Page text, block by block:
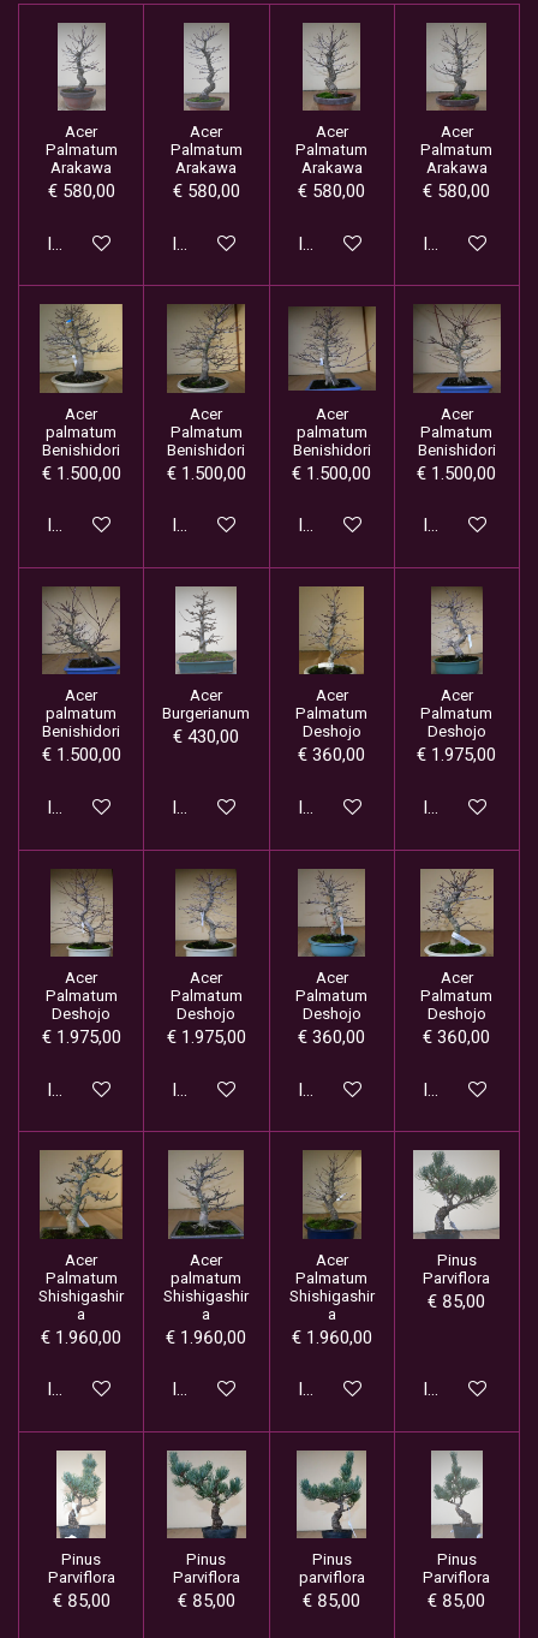
Acer
Palmatum
Arakawa
€ 580,00
In winkelwagen
Acer
Palmatum
Arakawa
€ 580,00
In winkelwagen
Acer
Palmatum
Arakawa
€ 580,00
In winkelwagen
Acer
Palmatum
Arakawa
€ 580,00
In
Acer
palmatum
Benishidori
€ 1.500,00
In winkelwagen
Acer
Palmatum
Benishidori
€ 1.500,00
In winkelwagen
Acer
palmatum
Benishidori
€ 1.500,00
In winkelwagen
Acer
Palmatum
Benishidori
€ 1.500,00
In
Acer
palmatum
Benishidori
€ 1.500,00
In winkelwagen
Acer
Burgerianum
€ 430,00
In winkelwagen
Acer
Palmatum
Deshojo
€ 360,00
In winkelwagen
Acer
Palmatum
Deshojo
€ 1.975,00
In
Acer
Palmatum
Deshojo
€ 1.975,00
In winkelwagen
Acer
Palmatum
Deshojo
€ 1.975,00
In winkelwagen
Acer
Palmatum
Deshojo
€ 360,00
In winkelwagen
Acer
Palmatum
Deshojo
€ 360,00
In
Acer
Palmatum
Shishigashir
a
€ 1.960,00
In winkelwagen
Acer
palmatum
Shishigashir
a
€ 1.960,00
In winkelwagen
Acer
Palmatum
Shishigashir
a
€ 1.960,00
In winkelwagen
Pinus
Parviflora
€ 85,00
In
Pinus
Parviflora
€ 85,00
Pinus
Parviflora
€ 85,00
Pinus
parviflora
€ 85,00
Pinus
Parviflora
€ 85,00